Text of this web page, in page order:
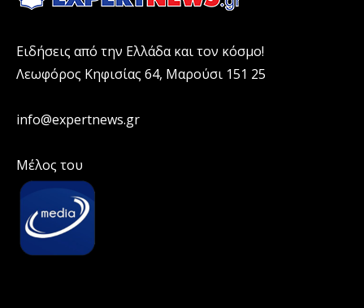
Ειδήσεις από την Ελλάδα και τον κόσμο!
Λεωφόρος Κηφισίας 64, Μαρούσι 151 25
info@expertnews.gr
Μέλος του